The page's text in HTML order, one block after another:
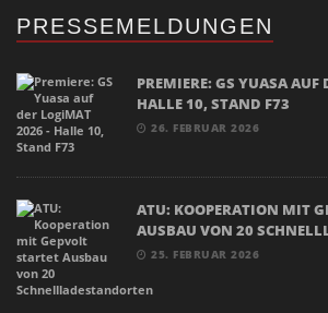
PRESSEMELDUNGEN
PREMIERE: GS YUASA
HALLE 10, STAND F73
26. FEBRUAR 2026
ATU: KOOPERATION MIT
AUSBAU VON 20
25. FEBRUAR 2026